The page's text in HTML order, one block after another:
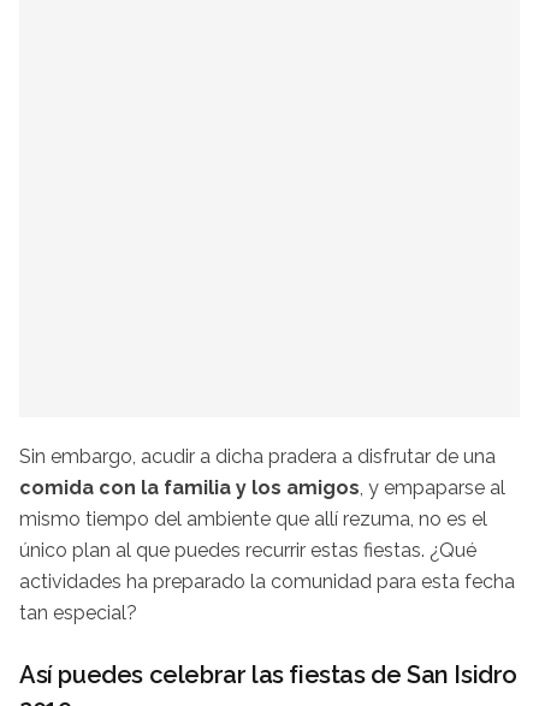
Sin embargo, acudir a dicha pradera a disfrutar de una
comida con la familia y los amigos, y empaparse al
mismo tiempo del ambiente que allí rezuma, no es el
único plan al que puedes recurrir estas fiestas. ¿Qué
actividades ha preparado la comunidad para esta fecha
tan especial?
Así puedes celebrar las fiestas de San Isidro